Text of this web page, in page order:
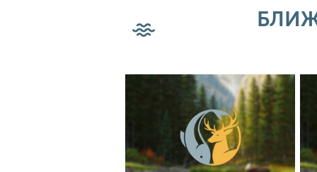
популярностью пользуется и
елец. Хоть эти рыбешки и тесно
схожи друг с другом, но при
выразителен, чем та же